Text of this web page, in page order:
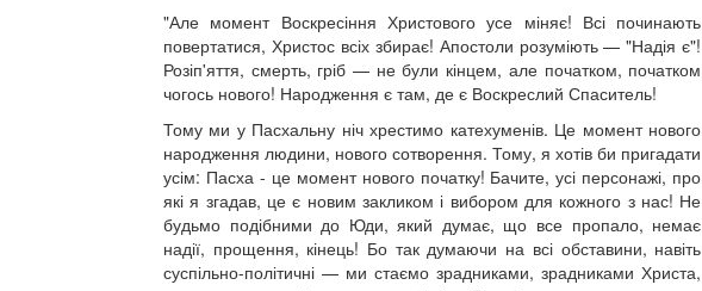
"Але момент Воскресіння Христового усе міняє! Всі починають
повертатися, Христос всіх збирає! Апостоли розуміють — "Надія є"!
Розіп'яття, смерть, гріб — не були кінцем, але початком, початком
чогось нового! Народження є там, де є Воскреслий Спаситель!
Тому ми у Пасхальну ніч хрестимо катехуменів. Це момент нового
народження людини, нового сотворення. Тому, я хотів би пригадати
усім: Пасха - це момент нового початку! Бачите, усі персонажі, про
які я згадав, це є новим закликом і вибором для кожного з нас! Не
будьмо подібними до Юди, який думає, що все пропало, немає
надії, прощення, кінець! Бо так думаючи на всі обставини, навіть
суспільно-політичні — ми стаємо зрадниками, зрадниками Христа,